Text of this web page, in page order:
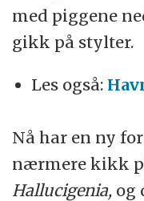
med piggene
gikk på stylter.
Les også:
Nå har en ny
nærmere kikk
Hallucigenia, og